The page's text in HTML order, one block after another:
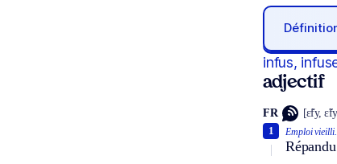
infus,
adjectif
FR [ɛ̃fy,
Emploi vieilli.
1